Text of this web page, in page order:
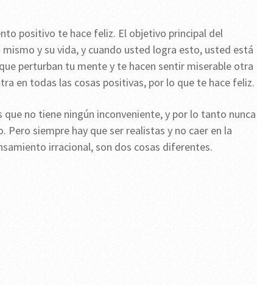
positivo te hace feliz. El objetivo principal del
y su vida, y cuando usted logra esto, usted está
perturban tu mente y te hacen sentir miserable otra
en todas las cosas positivas, por lo que te hace feliz.
no tiene ningún inconveniente, y por lo tanto nunca
Pero siempre hay que ser realistas y no caer en la
irracional, son dos cosas diferentes.